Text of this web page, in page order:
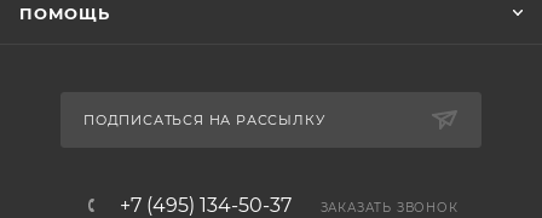
ПОМОЩЬ
ПОДПИСАТЬСЯ НА РАССЫЛКУ
+7 (495) 134-50-37 ЗАКАЗАТЬ ЗВОНОК